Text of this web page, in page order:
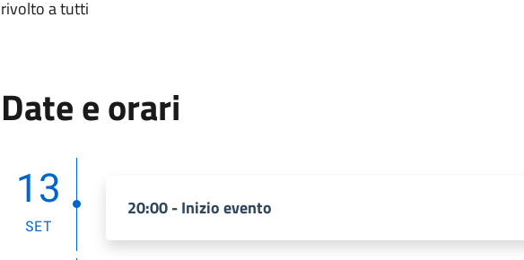
rivolto a tutti
Date e orari
13
SET
20:00 - Inizio evento